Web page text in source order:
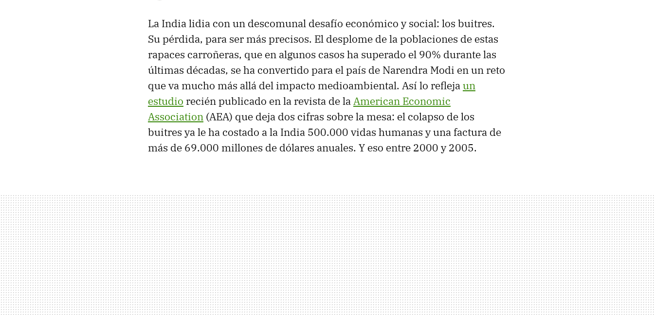
La India lidia con un descomunal desafío económico y social: los buitres.
Su pérdida, para ser más precisos. El desplome de la poblaciones de estas
rapaces carroñeras, que en algunos casos ha superado el 90% durante las
últimas décadas, se ha convertido para el país de Narendra Modi en un reto
que va mucho más allá del impacto medioambiental. Así lo reflejaun
estudio recién publicado en la revista de laAmerican Economic
Association (AEA) que deja dos cifras sobre la mesa: el colapso de los
buitres ya le ha costado a la India 500.000 vidas humanas y una factura de
más de 69.000 millones de dólares anuales. Y eso entre 2000 y 2005.